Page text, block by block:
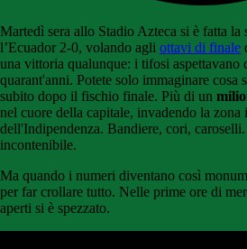
Martedì sera allo Stadio Azteca si è fatta
l’Ecuador 2-0, volando agli ottavi di finale
una vittoria qualunque: i tifosi aspettavano
quarant'anni. Potete solo immaginare cosa
subito dopo il fischio finale. Più di un
nel cuore della capitale, invadendo la
dell'Indipendenza. Bandiere, cori,
incontenibile.
Ma quando i numeri diventano così
per far crollare tutto. Nelle prime ore di
aperti si è spezzato.